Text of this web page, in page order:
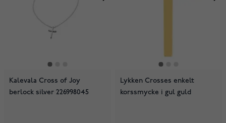
Kalevala Cross of Joy
berlock silver 226998045
Lykken Crosses enkelt
korssmycke i gul guld